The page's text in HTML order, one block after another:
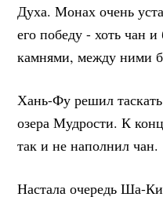
Духа. Монах очень
его победу - хоть чан
камнями, между ними
Хань-Фу решил
озера Мудрости. К
так и не наполнил чан.
Настала очередь Ша-